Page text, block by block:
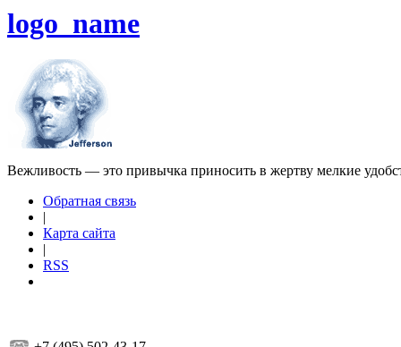
logo_name
Вежливость — это привычка приносить в жертву мелкие
Обратная связь
|
Карта сайта
|
RSS